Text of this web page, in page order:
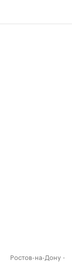
Ростов-на-Дону